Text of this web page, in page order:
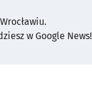
w Google News!